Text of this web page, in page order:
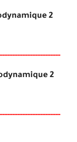
2
-----------------
2
----------------